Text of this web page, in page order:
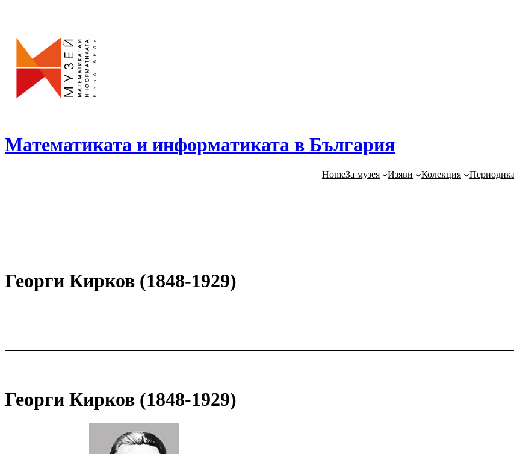
Математиката и информатиката в България
HomeЗа музея Изяви Колекция Периодика
Георги Кирков (1848-1929)
Георги Кирков (1848-1929)